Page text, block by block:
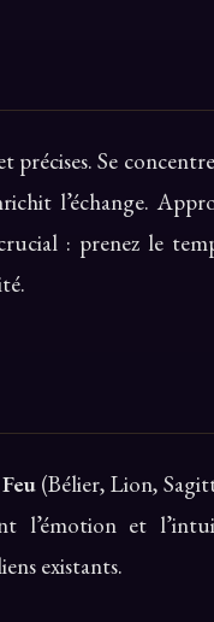
précises. Se
l’échange.
: prenez le
(Bélier, Lion,
l’émotion et
existants.